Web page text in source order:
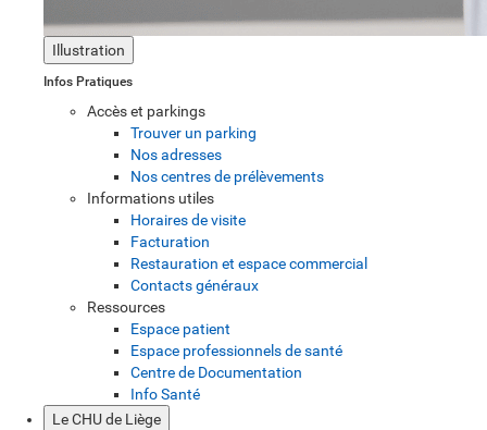
Illustration
Infos Pratiques
Accès et parkings
Trouver un parking
Nos adresses
Nos centres de prélèvements
Informations utiles
Horaires de visite
Facturation
Restauration et espace commercial
Contacts généraux
Ressources
Espace patient
Espace professionnels de santé
Centre de Documentation
Info Santé
Le CHU de Liège